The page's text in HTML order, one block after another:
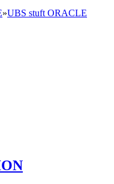
»UBS stuft ORACLE